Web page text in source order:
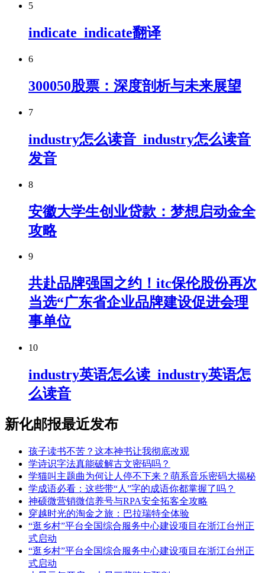
5
indicate_indicate翻译
6
300050股票：深度剖析与未来展望
7
industry怎么读音_industry怎么读音
发音
8
安徽大学生创业贷款：梦想启动金全
攻略
9
共赴品牌强国之约！itc保伦股份再次
当选“广东省企业品牌建设促进会理
事单位
10
industry英语怎么读_industry英语怎
么读音
新化邮报最近发布
孩子读书不苦？这本神书让我彻底改观
学诗识字法真能破解古文密码吗？
学猫叫主题曲为何让人停不下来？萌系音乐密码大揭秘
学成语必看：这些带“人”字的成语你都掌握了吗？
神硕微营销微信养号与RPA安全拓客全攻略
穿越时光的淘金之旅：巴拉瑞特全体验
“逛乡村”平台全国综合服务中心建设项目在浙江台州正
式启动
“逛乡村”平台全国综合服务中心建设项目在浙江台州正
式启动